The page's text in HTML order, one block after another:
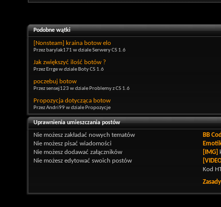
Podobne wątki
[Nonsteam] kraina botow elo
Przez barylak171 w dziale Serwery CS 1.6
Jak zwiększyć ilość botów ?
Przez Errge w dziale Boty CS 1.6
poczebuj botow
Przez sensej123 w dziale Problemy z CS 1.6
Propozycja dotycząca botow
Przez Andri99 w dziale Propozycje
Uprawnienia umieszczania postów
Nie możesz zakładać nowych tematów
Nie możesz pisać wiadomości
Nie możesz dodawać załączników
Nie możesz edytować swoich postów
BB
[IMG]
Kod